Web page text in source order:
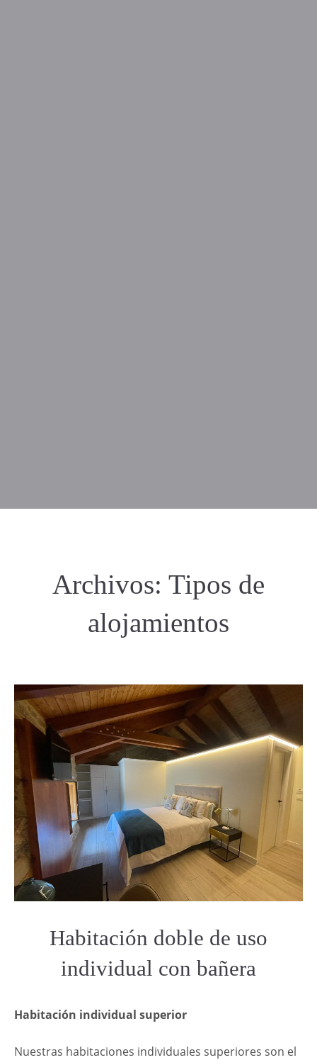
Archivos: Tipos de
alojamientos
Habitación doble de uso
individual con bañera
Habitación individual superior
Nuestras habitaciones individuales superiores son el